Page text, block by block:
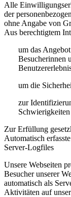
Alle
der
ohne Angabe von
Aus berechtigtem
um das
Besucherinnen
um die
zur
Schwierigkeiten
Zur Erfüllung
Automatisch
Server-Logfiles
Unsere Webseiten
Besucher unserer
automatisch als
Aktivitäten auf